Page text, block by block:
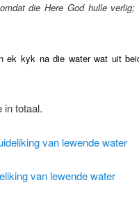
die Here God hulle
ek kyk na die water wat uit
in totaal.
van lewende water
van lewende water